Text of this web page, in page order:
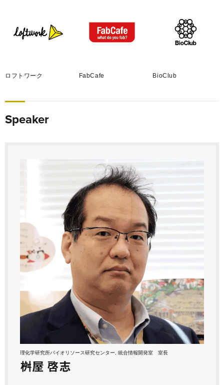
ロフトワーク FabCafe BioClub
Speaker
理化学研究所バイオリソース研究センター, 統合情報開発室 室長
桝屋 啓志